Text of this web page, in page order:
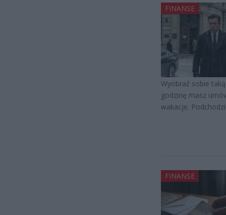
FINANSE
Wyobraź sobie
godzinę masz
wakacje.
FINANSE